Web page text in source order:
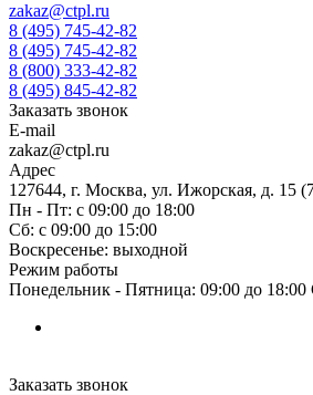
zakaz@ctpl.ru
8 (495) 745-42-82
8 (495) 745-42-82
8 (800) 333-42-82
8 (495) 845-42-82
Заказать звонок
E-mail
zakaz@ctpl.ru
Адрес
127644, г. Москва, ул. Ижорская, д.
Пн - Пт: с 09:00 до 18:00
Сб: с 09:00 до 15:00
Воскресенье: выходной
Режим работы
Понедельник - Пятница: 09:00 до 18:00
Заказать звонок